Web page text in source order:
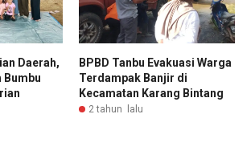
Daerah,
Bumbu
BPBD Tanbu Evakuasi Warga
Terdampak Banjir di
Kecamatan Karang Bintang
2 tahun lalu